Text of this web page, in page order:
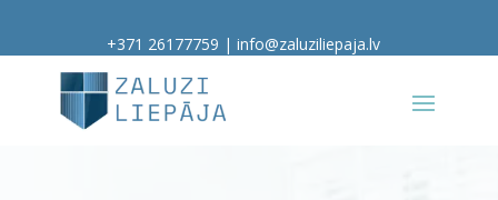
+371 26177759 | info@zaluziliepaja.lv